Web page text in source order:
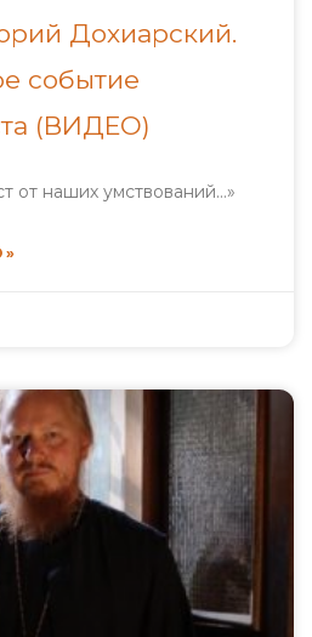
Дохиарский.
событие
(ВИДЕО)
от наших умствований…»
»